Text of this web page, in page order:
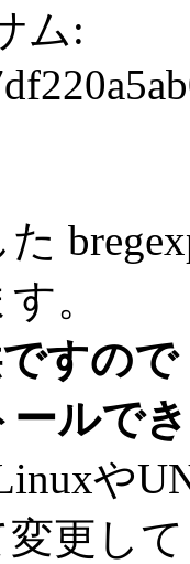
ム:
。
すの
ルで
や
更し